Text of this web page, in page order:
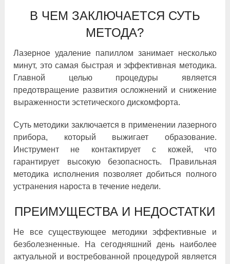
В ЧЕМ ЗАКЛЮЧАЕТСЯ СУТЬ
МЕТОДА?
Лазерное удаление папиллом занимает несколько
минут, это самая быстрая и эффективная методика.
Главной целью процедуры является
предотвращение развития осложнений и снижение
выраженности эстетического дискомфорта.
Суть методики заключается в применении лазерного
прибора, который выжигает образование.
Инструмент не контактирует с кожей, что
гарантирует высокую безопасность. Правильная
методика исполнения позволяет добиться полного
устранения нароста в течение недели.
ПРЕИМУЩЕСТВА И НЕДОСТАТКИ
Не все существующее методики эффективные и
безболезненные. На сегодняшний день наиболее
актуальной и востребованной процедурой является